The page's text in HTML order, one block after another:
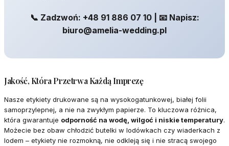
📞 Zadzwoń: +48 91 886 07 10 | 📧 Napisz:
biuro@amelia-wedding.pl
Jakość, Która Przetrwa Każdą Imprezę
Nasze etykiety drukowane są na wysokogatunkowej, białej folii
samoprzylepnej, a nie na zwykłym papierze. To kluczowa różnica,
która gwarantuje odporność na wodę, wilgoć i niskie temperatury.
Możecie bez obaw chłodzić butelki w lodówkach czy wiaderkach z
lodem – etykiety nie rozmokną, nie odkleją się i nie stracą swojego